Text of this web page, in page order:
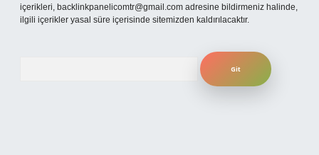
içerikleri, backlinkpanelicomtr@gmail.com adresine bildirmeniz halinde,
ilgili içerikler yasal süre içerisinde sitemizden kaldırılacaktır.